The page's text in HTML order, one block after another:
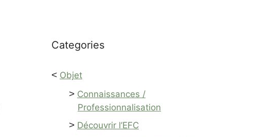
Categories
< Objet
> Connaissances /
Professionnalisation
> Découvrir l’EFC